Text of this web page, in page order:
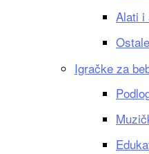
Alati i
Igračke za